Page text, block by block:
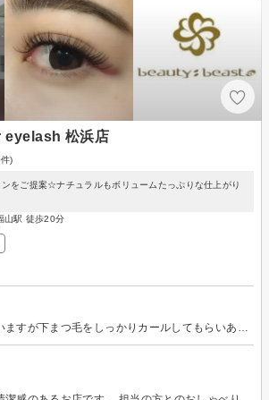
松浜店
)
をご提案☆ナチュラルもボリュームたっぷりな仕上がり
山駅 徒歩20分